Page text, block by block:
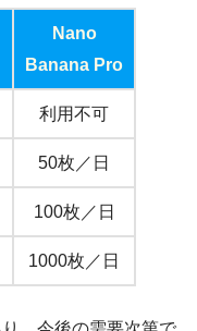
Nano
Banana Pro
利用不可
50枚／日
100枚／日
1000枚／日